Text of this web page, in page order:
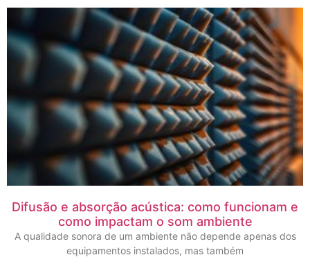
Difusão e absorção acústica: como funcionam e
como impactam o som ambiente
A qualidade sonora de um ambiente não depende apenas dos
equipamentos instalados, mas também